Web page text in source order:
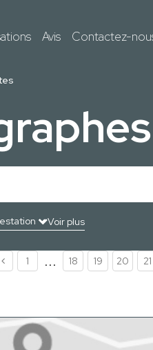
Avis Contactez-
Voir plus
1 ... 18 19 20 21